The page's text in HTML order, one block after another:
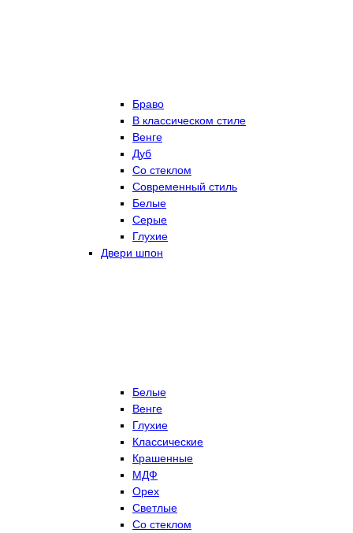
Браво
В классическом стиле
Венге
Дуб
Со стеклом
Современный стиль
Белые
Серые
Глухие
Двери шпон
Белые
Венге
Глухие
Классические
Крашенные
МДФ
Орех
Светлые
Со стеклом